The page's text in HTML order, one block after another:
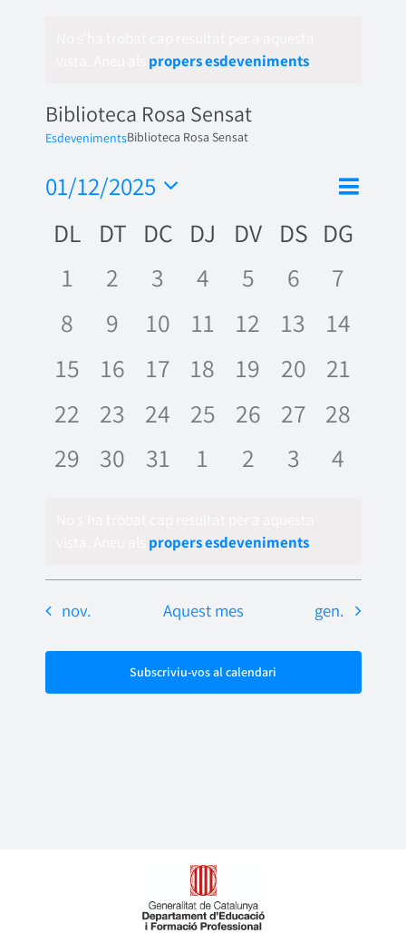
propers esdeveniments.
Biblioteca Rosa Sensat
EsdevenimentsBiblioteca Rosa Sensat
Vistes
de
Mes
01/12/2025
una
data.
Calendari
de
Esdeveniments
DL DT DC DJ DV DS DG
0
1
0
2
0
3
0
4
0
5
0
6
0
7
0
8
0
9
0
10
0
11
0
12
0
13
0
14
0
15
0
16
0
17
0
18
0
19
0
20
0
21
0
esdeveniments,
22
0
esdeveniments,
23
0
esdeveniments,
24
0
esdeveniments,
25
0
esdeveniments,
26
0
27
0
28
0
29
0
30
0
31
0
1
0
2
0
3
0
4
propers esdeveniments.
nov. Aquest mes gen.
Subscriviu-vos al calendari